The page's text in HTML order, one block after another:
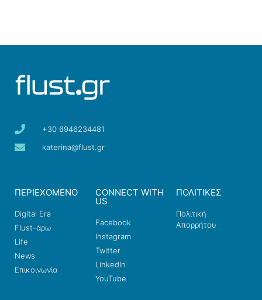
+30 6946234481
katerina@flust.gr
ΠΕΡΙΕΧΟΜΕΝΟ
Digital Era
Flust-άρω
Life
News
Επικοινωνία
CONNECT WITH
US
Facebook
Instagram
Twitter
LinkedIn
YouTube
ΠΟΛΙΤΙΚΕΣ
Πολιτική
Απορρήτου